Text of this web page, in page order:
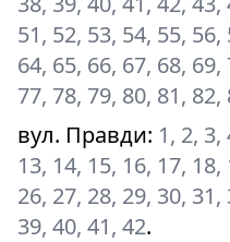
51, 52, 53, 54, 55,
64, 65, 66, 67, 68,
77, 78, 79, 80, 81,
вул. Правди: 1, 2, 3,
13, 14, 15, 16, 17,
26, 27, 28, 29, 30,
39, 40, 41, 42.